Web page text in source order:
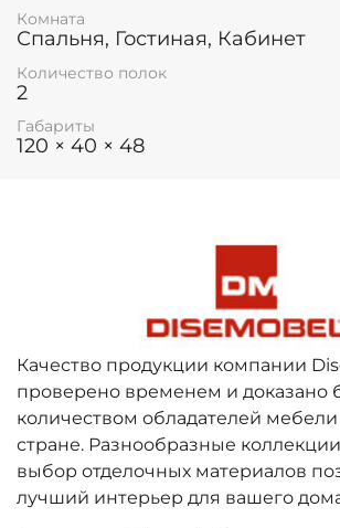
Комната
Спальня, Гостиная, Кабинет
Количество полок
2
Габариты
120 × 40 × 48
Качество продукции компании
проверено временем и доказано
количеством обладателей
стране. Разнообразные
выбор отделочных материалов
лучший интерьер для вашего